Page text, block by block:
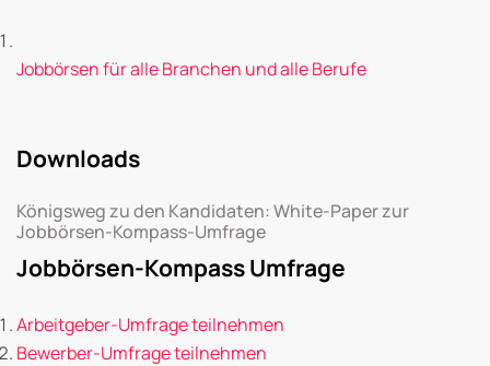
Jobbörsen für alle Branchen und alle Berufe
Downloads
Königsweg zu den Kandidaten: White-Paper zur
Jobbörsen-Kompass-Umfrage
Jobbörsen-Kompass Umfrage
Arbeitgeber-Umfrage teilnehmen
Bewerber-Umfrage teilnehmen